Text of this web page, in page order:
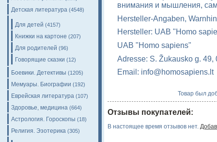
Детская литература (4548)
Для детей (4157)
Книжки на картоне (207)
Для родителей (96)
Говорящие сказки (12)
Боевики. Детективы (1205)
Мемуары. Биографии (192)
Еврейская литература (107)
Здоровье, медицина (664)
Астрология. Гороскопы (18)
Религия. Эзотерика (305)
внимания и мышления,
Hersteller-Angaben,
Hersteller: UAB "Homo
UAB "Homo sapiens"
Adresse: S. Žukausko g.
Email: info@homosapiens.lt
Товар был
Отзывы покупателей:
В настоящее время отзывов нет.